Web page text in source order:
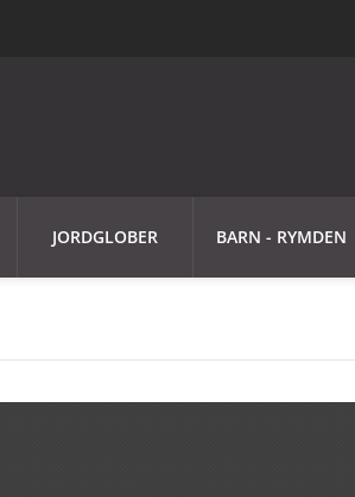
JORDGLOBER BARN - RYMDEN